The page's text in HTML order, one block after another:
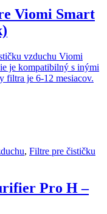
Viomi Smart
vzduchu Viomi
je kompatibilný s inými
filtra je 6-12 mesiacov.
, Filtre pre čističku
Pro H –